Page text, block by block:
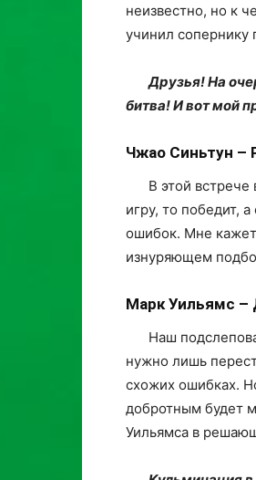
неизвестно, но к
учинил сопернику
Друзья! На
битва! И вот мой
Чжао Синьтун –
В этой встрече
игру, то победит,
ошибок. Мне
изнуряющем
Марк Уильямс
Наш
нужно лишь
схожих ошибках.
добротным будет
Уильямса в